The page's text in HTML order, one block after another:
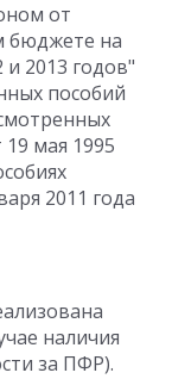
от
бюджете на
2013 годов"
пособий
мая 1995
2011 года
наличия
за ПФР).